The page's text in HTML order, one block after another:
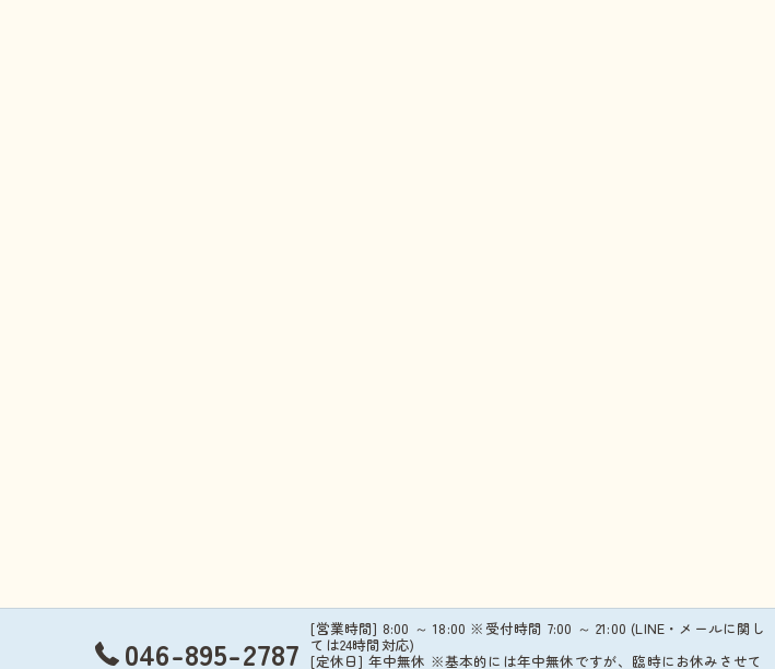
046-895-2787
[営業時間] 8:00 ～ 18:00 ※受付時間 7:00 ～ 21:00 (LINE・メールに関し
ては24時間対応)
[定休日] 年中無休 ※基本的には年中無休ですが、臨時にお休みさせて